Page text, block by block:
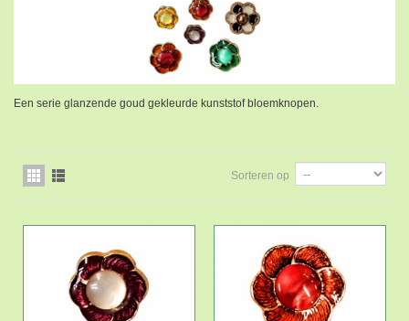
Een serie glanzende goud gekleurde kunststof bloemknopen.
Sorteren op